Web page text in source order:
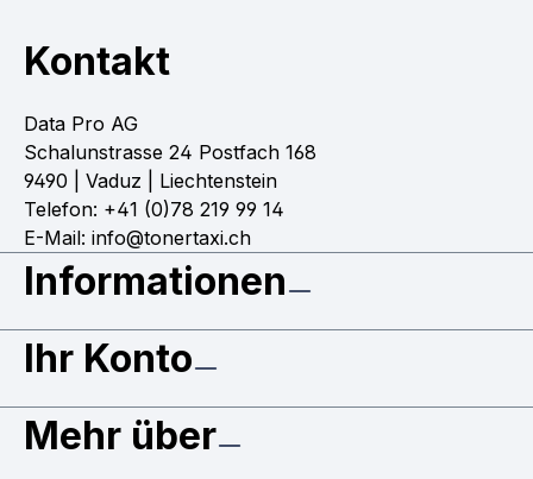
Kontakt
Data Pro AG
Schalunstrasse 24 Postfach 168
9490 | Vaduz | Liechtenstein
Telefon: +41 (0)78 219 99 14
E-Mail: info@tonertaxi.ch
Informationen
Ihr Konto
Mehr über